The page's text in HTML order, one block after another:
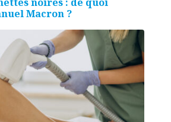
Macron ?